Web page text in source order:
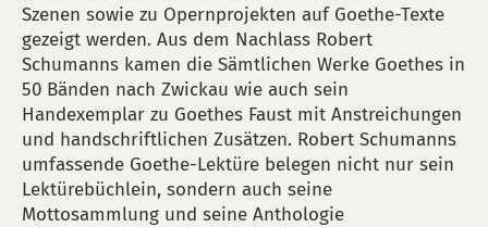
Szenen sowie zu Opernprojekten auf Goethe-Texte
gezeigt werden. Aus dem Nachlass Robert
Schumanns kamen die Sämtlichen Werke Goethes in
50 Bänden nach Zwickau wie auch sein
Handexemplar zu Goethes Faust mit Anstreichungen
und handschriftlichen Zusätzen. Robert Schumanns
umfassende Goethe-Lektüre belegen nicht nur sein
Lektürebüchlein, sondern auch seine
Mottosammlung und seine Anthologie